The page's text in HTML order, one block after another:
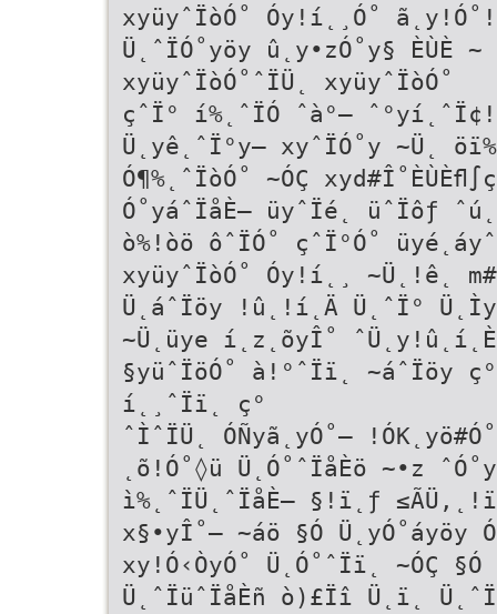
xyüyˆÏòÓ˚ Óy!í˛¸Ó˚
Ü˛ˆÏÓ˚yöy û˛y•zÓ˚y§ ÈÙÈ
xyüyˆÏòÓ˚ˆÏÜ˛ xyüyˆÏòÓ˚
çˆÏ° í%˛ˆÏÓ ˆà°–
Ü˛yê˛ˆÏ°y– xyˆÏÓ˚y ~Ü˛
Ó¶%˛ˆÏòÓ˚ ~ÓÇ
Ó˚yáˆÏåÈ– üyˆÏé˛ üˆÏôƒ
ò%!òö ôˆÏÓ˚ çˆÏ°Ó˚
xyüyˆÏòÓ˚ Óy!í˛¸ ~Ü˛!ê˛
Ü˛áˆÏöy !û˛!í˛Ä Ü˛ˆÏ°
~Ü˛üye í˛z˛õyÎ˚
§yüˆÏöÓ˚ à!°ˆÏï˛ ~áˆÏöy
í˛¸ˆÏï˛ ç°
ˆÌˆÏÜ˛ ÓÑyã˛yÓ˚–
˛õ!Ó˚◊ü Ü˛Ó˚ˆÏåÈö ~•z
ì%˛ˆÏÜ˛ˆÏåÈ– §!ï˛ƒ
x§•yÎ˚– ~áö §Ó Ü˛yÓ˚áyöy
xy!Ó‹ÒyÓ˚ Ü˛Ó˚ˆÏï˛ ~ÓÇ
Ü˛ˆÏüˆÏåÈñ ò)£Ïî Ü˛ï˛